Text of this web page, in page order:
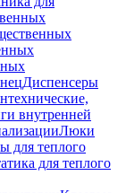
Диспенсеры
внутренней
Люки
для теплого
для теплого